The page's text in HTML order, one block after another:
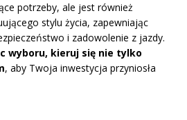
potrzeby, ale jest również
stylu życia, zapewniając
i zadowolenie z jazdy.
wyboru, kieruj się nie tylko
, aby Twoja inwestycja przyniosła